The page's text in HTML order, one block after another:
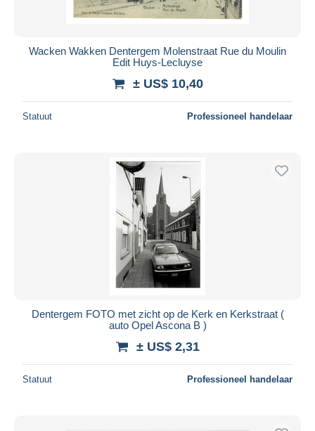
Wacken Wakken Dentergem Molenstraat Rue du Moulin
Edit Huys-Lecluyse
± US$ 10,40
Statuut Professioneel handelaar
Dentergem FOTO met zicht op de Kerk en Kerkstraat (
auto Opel Ascona B )
± US$ 2,31
Statuut Professioneel handelaar